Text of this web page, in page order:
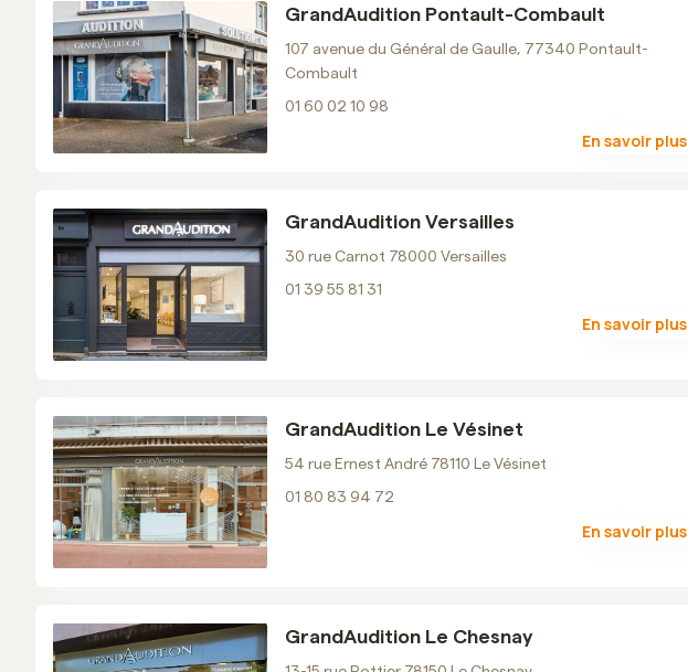
GrandAudition Jaurès
01 85 64 02 29
Email
Voir les horaires
GrandAudition Rue de
Sèvres
01 47 83 51 58
Email
Prendre RDV
GrandAudition Opéra
01 42 60 64 00
Prendre RDV
GrandAudition Pontault-Combault
107 avenue du Général de Gaulle, 77340 Pontault-
Combault
01 60 02 10 98
En savoir plus
GrandAudition Versailles
30 rue Carnot 78000 Versailles
01 39 55 81 31
En savoir plus
GrandAudition Le Vésinet
54 rue Ernest André 78110 Le Vésinet
01 80 83 94 72
En savoir plus
GrandAudition Le Chesnay